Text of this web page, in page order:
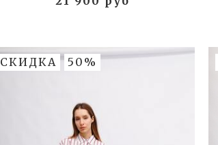
СКИДКА 50%